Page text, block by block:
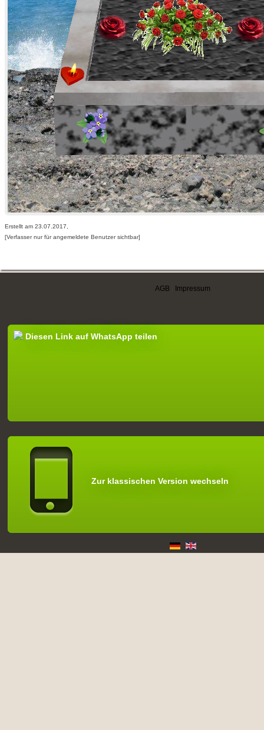
Erstellt am 23.07.2017,
[Verfasser nur für angemeldete Benutzer sichtbar]
AGB Impressum
Diesen Link auf WhatsApp teilen
Zur klassischen Version wechseln